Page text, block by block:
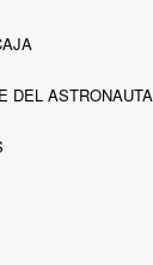
DEL ASTRONAUTA